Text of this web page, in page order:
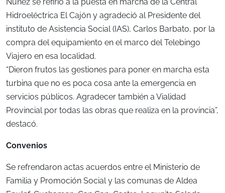
Hidroeléctrica El Cajón y agradeció al Presidente del
instituto de Asistencia Social (IAS), Carlos Barbato, por la
compra del equipamiento en el marco del Telebingo
Viajero en esa localidad.
“Dieron frutos las gestiones para poner en marcha esta
turbina que no es poca cosa ante la emergencia en
servicios públicos. Agradecer también a Vialidad
Provincial por todas las obras que realiza en la provincia”,
destacó.
Convenios
Se refrendaron actas acuerdos entre el Ministerio de
Familia y Promoción Social y las comunas de Aldea